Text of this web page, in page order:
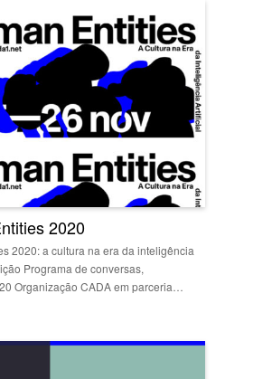
2020
2020: a cultura na era da inteligência
Programa de conversas,
Organização CADA em parceria…